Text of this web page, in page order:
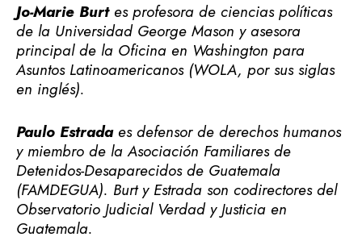
Jo-Marie Burtes profesora de ciencias políticas
de la Universidad George Mason y asesora
principal de la Oficina en Washington para
Asuntos Latinoamericanos (WOLA, por sus siglas
en inglés).
Paulo Estradaes defensor de derechos humanos
y miembro de la Asociación Familiares de
Detenidos-Desaparecidos de Guatemala
(FAMDEGUA). Burt y Estrada son codirectores del
Observatorio Judicial Verdad y Justicia en
Guatemala.